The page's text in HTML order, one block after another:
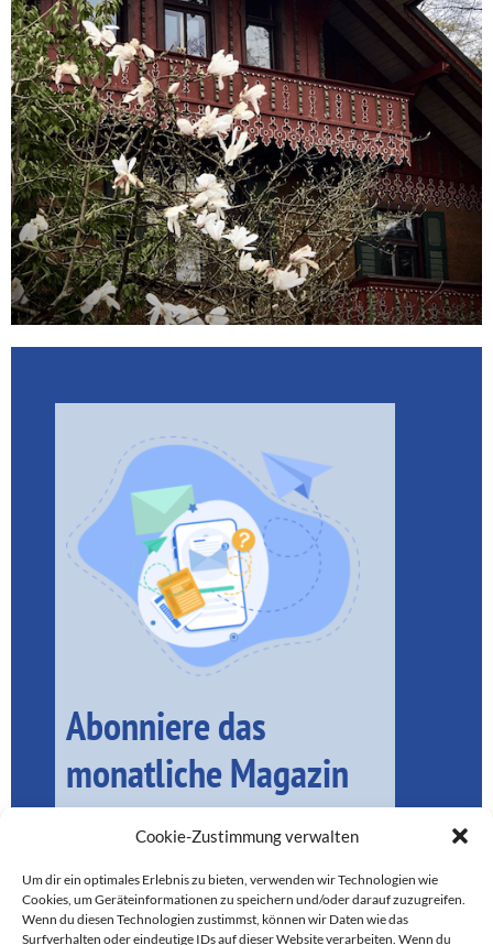
Cookie-Zustimmung verwalten
Um dir ein optimales Erlebnis zu bieten, verwenden wir Technologien wie
Cookies, um Geräteinformationen zu speichern und/oder darauf zuzugreifen.
Wenn du diesen Technologien zustimmst, können wir Daten wie das
Surfverhalten oder eindeutige IDs auf dieser Website verarbeiten. Wenn du
Abonniere das
monatliche Magazin